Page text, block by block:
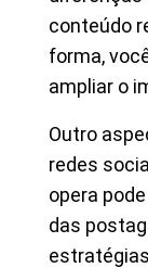
conteúdo
forma,
ampliar o
Outro
redes
opera
das